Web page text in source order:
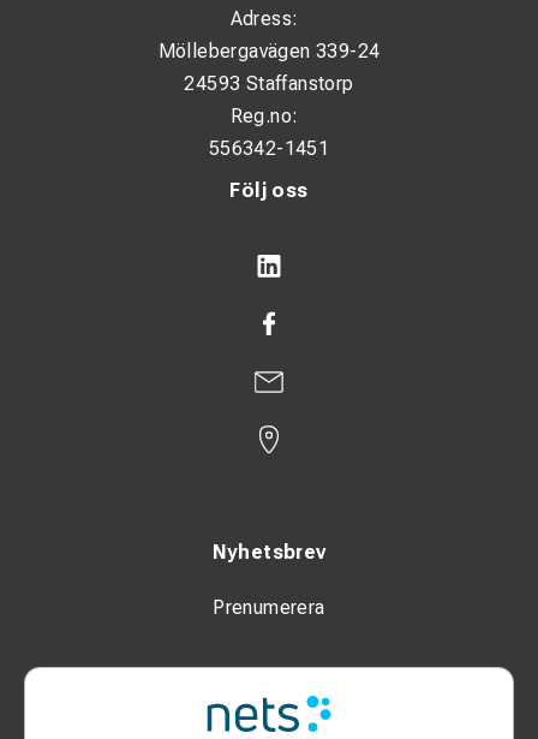
Följ oss
Nyhetsbrev
Prenumerera
Adress:
Möllebergavägen 339-24
24593 Staffanstorp
Reg.no:
556342-1451